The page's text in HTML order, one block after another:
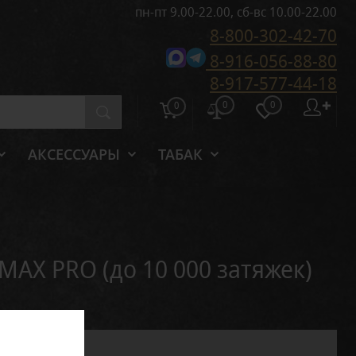
пн-пт 9.00-22.00, сб-вс 10.00-22.00
8-800-302-42-70
8-916-056-88-80
8-917-577-44-18
0 0 0 ✚
АКСЕССУАРЫ ТАБАК
PRO (до 10 000 затяжек)